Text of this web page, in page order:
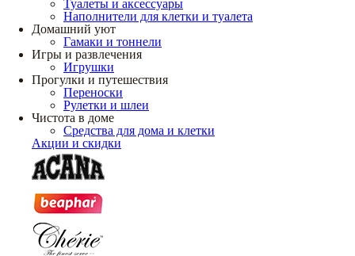
Туалеты и аксессуары
Наполнители для клетки и туалета
Домашний уют
Гамаки и тоннели
Игры и развлечения
Игрушки
Прогулки и путешествия
Переноски
Рулетки и шлеи
Чистота в доме
Средства для дома и клетки
Акции и скидки